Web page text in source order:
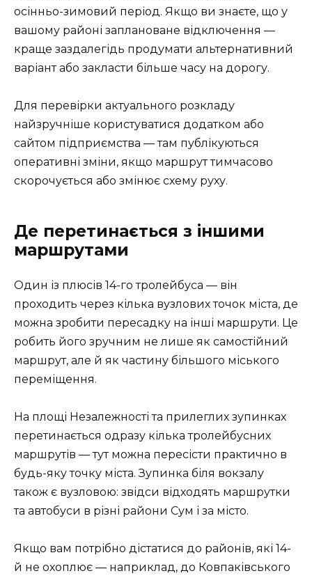
осінньо-зимовий період. Якщо ви знаєте, що у
вашому районі заплановане відключення —
краще заздалегідь продумати альтернативний
варіант або закласти більше часу на дорогу.
Для перевірки актуального розкладу
найзручніше користуватися додатком або
сайтом підприємства — там публікуються
оперативні зміни, якщо маршрут тимчасово
скорочується або змінює схему руху.
Де перетинається з іншими
маршрутами
Один із плюсів 14-го тролейбуса — він
проходить через кілька вузлових точок міста, де
можна зробити пересадку на інші маршрути. Це
робить його зручним не лише як самостійний
маршрут, але й як частину більшого міського
переміщення.
На площі Незалежності та прилеглих зупинках
перетинається одразу кілька тролейбусних
маршрутів — тут можна пересісти практично в
будь-яку точку міста. Зупинка біля вокзалу
також є вузловою: звідси відходять маршрутки
та автобуси в різні райони Сум і за місто.
Якщо вам потрібно дістатися до районів, які 14-
й не охоплює — наприклад, до Ковпаківського